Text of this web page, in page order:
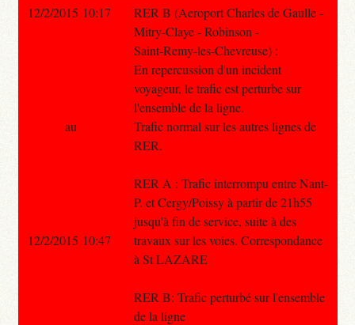
12/2/2015 10:17
RER B (Aeroport Charles de Gaulle -
Mitry-Claye - Robinson -
Saint-Remy-les-Chevreuse) :
En repercussion d'un incident
voyageur, le trafic est perturbe sur
l'ensemble de la ligne.
Trafic normal sur les autres lignes de
RER.
RER A : Trafic interrompu entre Nant-
P. et Cergy/Poissy à partir de 21h55
jusqu'à fin de service, suite à des
travaux sur les voies. Correspondance
à St LAZARE
RER B: Trafic perturbé sur l'ensemble
de la ligne
au
12/2/2015 10:47